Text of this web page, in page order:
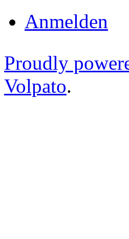
Anmelden
Proudly
Volpato.